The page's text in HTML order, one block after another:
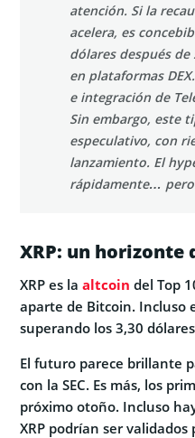
atención. Si la
acelera, es
dólares después de
en plataformas
e integración de
Sin embargo, este
especulativo, con
lanzamiento. El
rápidamente… pero
XRP: un horizonte
XRP es la altcoin del Top
aparte de Bitcoin. Incluso
superando los 3,30
El futuro parece brillante
con la SEC. Es más, los
próximo otoño. Incluso
XRP podrían ser validados